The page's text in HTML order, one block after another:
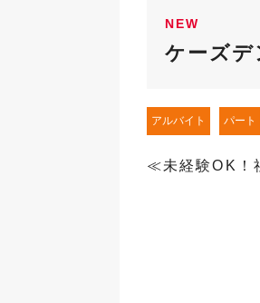
NEW
ケーズ
アルバイト パート
≪未経験OK！